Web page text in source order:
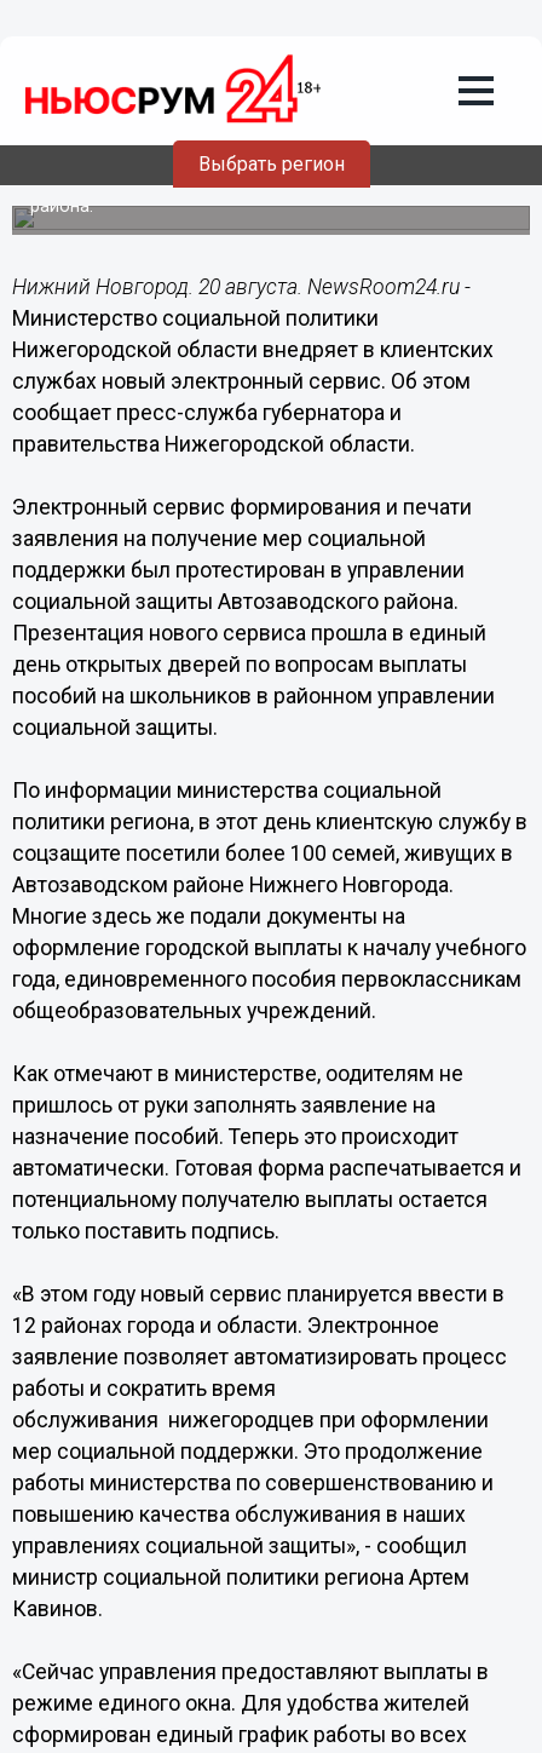
Выбрать регион
Министерство социальной политики в
клиентских службах Нижегородской
области
Электронный сервис формирования и печати заявления
на получение мер социальной поддержки был
протестирован в управлении соцзащиты Автозаводского
района.
Нижний Новгород. 20 августа. NewsRoom24.ru -
Министерство социальной политики
Нижегородской области внедряет в клиентских
службах новый электронный сервис. Об этом
сообщает пресс-служба губернатора и
правительства Нижегородской области.
Электронный сервис формирования и печати
заявления на получение мер социальной
поддержки был протестирован в управлении
социальной защиты Автозаводского района.
Презентация нового сервиса прошла в единый
день открытых дверей по вопросам выплаты
пособий на школьников в районном управлении
социальной защиты.
По информации министерства социальной
политики региона, в этот день клиентскую службу в
соцзащите посетили более 100 семей, живущих в
Автозаводском районе Нижнего Новгорода.
Многие здесь же подали документы на
оформление городской выплаты к началу учебного
года, единовременного пособия первоклассникам
общеобразовательных учреждений.
Как отмечают в министерстве, оодителям не
пришлось от руки заполнять заявление на
назначение пособий. Теперь это происходит
автоматически. Готовая форма распечатывается и
потенциальному получателю выплаты остается
только поставить подпись.
«В этом году новый сервис планируется ввести в
12 районах города и области. Электронное
заявление позволяет автоматизировать процесс
работы и сократить время
обслуживания нижегородцев при оформлении
мер социальной поддержки. Это продолжение
работы министерства по совершенствованию и
повышению качества обслуживания в наших
управлениях социальной защиты», - сообщил
министр социальной политики региона Артем
Кавинов.
«Сейчас управления предоставляют выплаты в
режиме единого окна. Для удобства жителей
сформирован единый график работы во всех